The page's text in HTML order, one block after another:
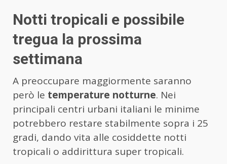
Notti tropicali e possibile
tregua la prossima
settimana
A preoccupare maggiormente saranno
però le temperature notturne. Nei
principali centri urbani italiani le minime
potrebbero restare stabilmente sopra i 25
gradi, dando vita alle cosiddette notti
tropicali o addirittura super tropicali.